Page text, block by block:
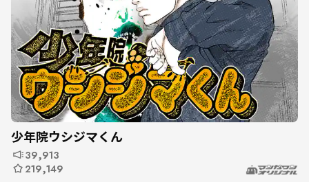
少年院ウシジマくん
39,913
219,149